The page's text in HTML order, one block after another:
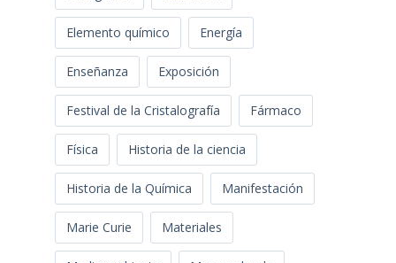
Elemento químico Energía
Enseñanza Exposición
Festival de la Cristalografía Fármaco
Física Historia de la ciencia
Historia de la Química Manifestación
Marie Curie Materiales